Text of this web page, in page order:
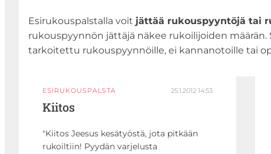
Esirukouspalstalla voit jättää rukouspyyntöjä tai
rukouspyynnön jättäjä näkee rukoilijoiden
tarkoitettu rukouspyynnöille, ei kannanotoille tai
ESIRUKOUSPALSTA 25.1.2012 14:53
Kiitos
Kiitos Jeesus kesätyöstä, jota pitkään
rukoiltiin! Pyydän varjelusta